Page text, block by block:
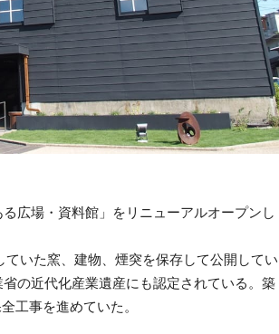
広場・資料館」をリニューアルオープンし
いた窯、建物、煙突を保存して公開してい
の近代化産業遺産にも認定されている。築
工事を進めていた。